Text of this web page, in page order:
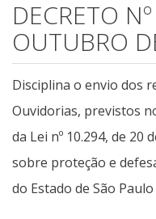
DECRETO
OUTUBRO
Disciplina o envio dos
Ouvidorias, previstos
da Lei nº 10.294, de 20
sobre proteção e
do Estado de São Paulo